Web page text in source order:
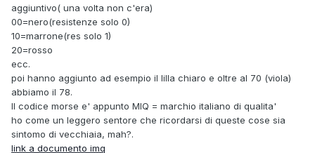
aggiuntivo( una volta non c'era)
00=nero(resistenze solo 0)
10=marrone(res solo 1)
20=rosso
ecc.
poi hanno aggiunto ad esempio il lilla chiaro e oltre al 70 (viola)
abbiamo il 78.
Il codice morse e' appunto MIQ = marchio italiano di qualita'
ho come un leggero sentore che ricordarsi di queste cose sia
sintomo di vecchiaia, mah?.
link a documento imq